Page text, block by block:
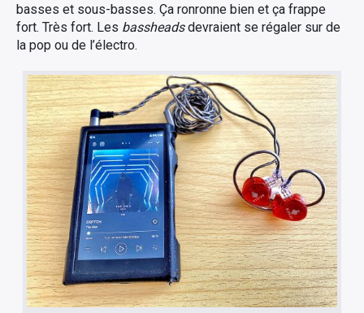
basses et sous-basses. Ça ronronne bien et ça frappe
fort. Très fort. Les bassheadsdevraient se régaler sur de
la pop ou de l’électro.